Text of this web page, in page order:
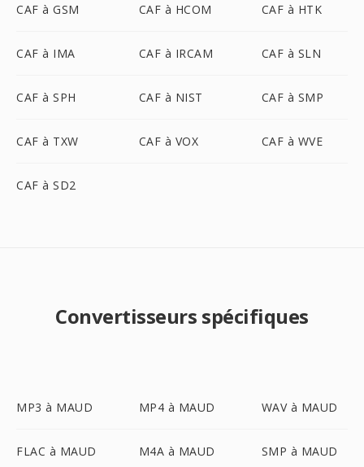
CAF à GSM CAF à HCOM CAF à HTK
CAF à IMA CAF à IRCAM CAF à SLN
CAF à SPH CAF à NIST CAF à SMP
CAF à TXW CAF à VOX CAF à WVE
CAF à SD2
Convertisseurs spécifiques
MP3 à MAUD MP4 à MAUD WAV à MAUD
FLAC à MAUD M4A à MAUD SMP à MAUD